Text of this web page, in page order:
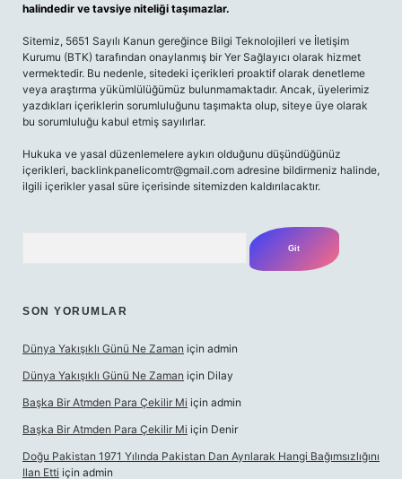
halindedir ve tavsiye niteliği taşımazlar.
Sitemiz, 5651 Sayılı Kanun gereğince Bilgi Teknolojileri ve İletişim
Kurumu (BTK) tarafından onaylanmış bir Yer Sağlayıcı olarak hizmet
vermektedir. Bu nedenle, sitedeki içerikleri proaktif olarak denetleme
veya araştırma yükümlülüğümüz bulunmamaktadır. Ancak, üyelerimiz
yazdıkları içeriklerin sorumluluğunu taşımakta olup, siteye üye olarak
bu sorumluluğu kabul etmiş sayılırlar.
Hukuka ve yasal düzenlemelere aykırı olduğunu düşündüğünüz
içerikleri, backlinkpanelicomtr@gmail.com adresine bildirmeniz halinde,
ilgili içerikler yasal süre içerisinde sitemizden kaldırılacaktır.
SON YORUMLAR
Dünya Yakışıklı Günü Ne Zaman için admin
Dünya Yakışıklı Günü Ne Zaman için Dilay
Başka Bir Atmden Para Çekilir Mi için admin
Başka Bir Atmden Para Çekilir Mi için Denir
Doğu Pakistan 1971 Yılında Pakistan Dan Ayrılarak Hangi Bağımsızlığını
Ilan Etti için admin